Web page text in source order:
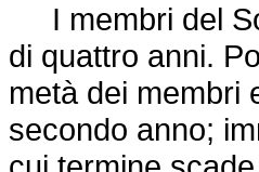
I membri del
di quattro anni.
metà dei membri
secondo anno;